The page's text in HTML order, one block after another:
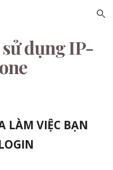
Skip to navigation
dụng IP-
LÀM VIỆC BẠN